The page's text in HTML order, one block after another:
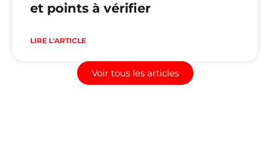
et points à vérifier
LIRE L'ARTICLE
Voir tous les articles